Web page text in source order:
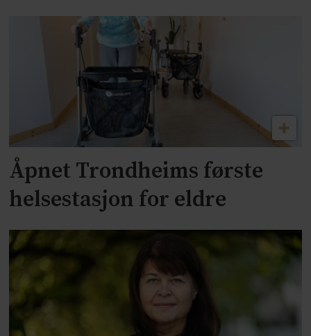
Åpnet Trond­heims første
helse­stasjon for eldre